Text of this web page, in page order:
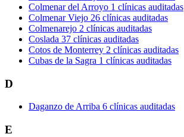
Colmenar del Arroyo 1 clínicas auditadas
Colmenar Viejo 26 clínicas auditadas
Colmenarejo 2 clínicas auditadas
Coslada 37 clínicas auditadas
Cotos de Monterrey 2 clínicas auditadas
Cubas de la Sagra 1 clínicas auditadas
D
Daganzo de Arriba 6 clínicas auditadas
E